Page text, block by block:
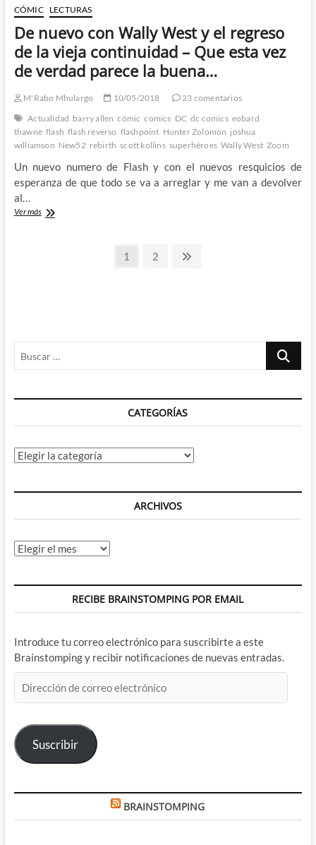
3
–
Cuando
Flashes
empezaron
correr
abajo…
CÓMIC LECTURAS
De nuevo con Wally West y el regreso
de la vieja continuidad – Que esta vez
de verdad parece la buena…
M'Rabo Mhulargo 10/05/2018
23 comentarios
Actualidad barry allen cómic comics DC dc comics eobard
thawne flash flash reverso flashpoint Hunter Zolomon joshua
williamson New52 rebirth scott kollins superhéroes Wally West Zoom
Un nuevo numero de Flash y con el nuevos resquicios de
esperanza de que todo se va a arreglar y me van a devolver
al…
Ver másDe
–
vez
verdad
la
buena…
Página
1 Página
2
Buscar
CATEGORÍAS
Categorías
ARCHIVOS
Archivos
RECIBE BRAINSTOMPING POR EMAIL
Introduce tu correo electrónico para suscribirte a este
Brainstomping y recibir notificaciones de nuevas entradas.
de
electrónico
Suscribir
BRAINSTOMPING